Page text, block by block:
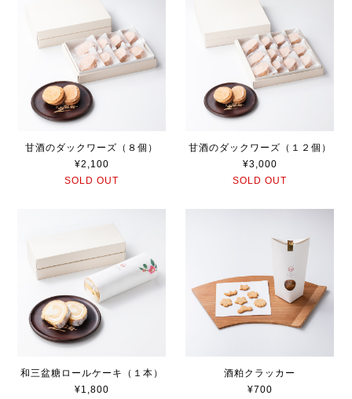
甘酒のダックワーズ（８個）
¥2,100
SOLD OUT
甘酒のダックワーズ（１２個）
¥3,000
SOLD OUT
和三盆糖ロールケーキ（１本）
¥1,800
酒粕クラッカー
¥700